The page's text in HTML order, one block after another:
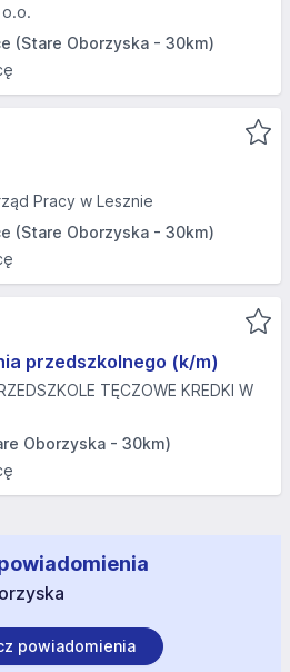
(Stare Oborzyska - 30km)
Pracy w Lesznie
(Stare Oborzyska - 30km)
przedszkolnego (k/m)
TĘCZOWE KREDKI W
Oborzyska - 30km)
powiadomienia